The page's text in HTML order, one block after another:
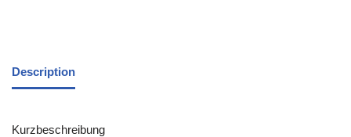
Description
Kurzbeschreibung